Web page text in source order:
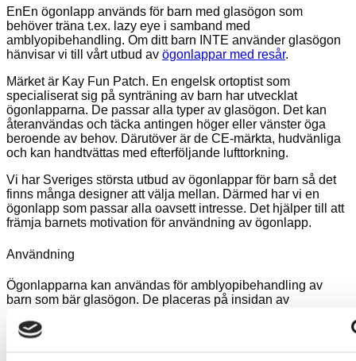
EnEn ögonlapp används för barn med glasögon som
behöver träna t.ex. lazy eye i samband med
amblyopibehandling. Om ditt barn INTE använder glasögon
hänvisar vi till vårt utbud av ögonlappar med resår.
Märket är Kay Fun Patch. En engelsk ortoptist som
specialiserat sig på synträning av barn har utvecklat
ögonlapparna. De passar alla typer av glasögon. Det kan
återanvändas och täcka antingen höger eller vänster öga
beroende av behov. Därutöver är de CE-märkta, hudvänliga
och kan handtvättas med efterföljande lufttorkning.
Vi har Sveriges största utbud av ögonlappar för barn så det
finns många designer att välja mellan. Därmed har vi en
ögonlapp som passar alla oavsett intresse. Det hjälper till att
främja barnets motivation för användning av ögonlapp.
Användning
Ögonlapparna kan användas för amblyopibehandling av
barn som bär glasögon. De placeras på insidan av
hålla ögonlappen i rätt läge och minimerar risken för att ljus
ska tränga in via sidorna när ögonlappen sitter mot huden.